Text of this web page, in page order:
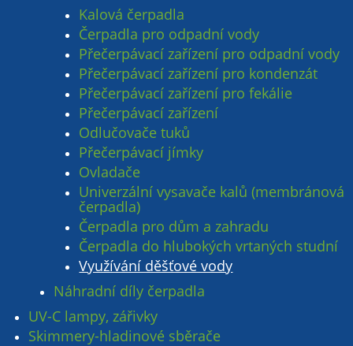
Kalová čerpadla
Čerpadla pro odpadní vody
Přečerpávací zařízení pro odpadní vody
Přečerpávací zařízení pro kondenzát
Přečerpávací zařízení pro fekálie
Přečerpávací zařízení
Odlučovače tuků
Přečerpávací jímky
Ovladače
Univerzální vysavače kalů (membránová
čerpadla)
Čerpadla pro dům a zahradu
Čerpadla do hlubokých vrtaných studní
Využívání děšťové vody
Náhradní díly čerpadla
UV-C lampy, zářivky
Skimmery-hladinové sběrače